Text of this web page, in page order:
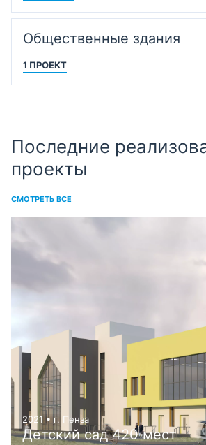
Общественные здания
1 ПРОЕКТ
Последние
проекты
СМОТРЕТЬ ВСЕ
2021 • г. Пенза
Детский сад 420 мест